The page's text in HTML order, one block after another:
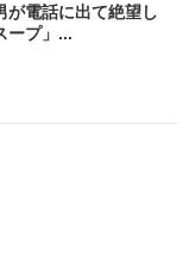
が電話に出て絶望し
ープ」...